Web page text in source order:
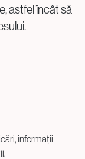
astfel încât să
informații